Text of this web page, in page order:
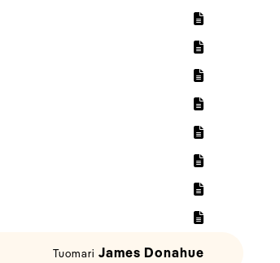
Tuomari James Donahue